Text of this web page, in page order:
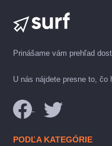
Prinášame vám prehľad
U nás nájdete presne to, čo
PODĽA KATEGÓRIE